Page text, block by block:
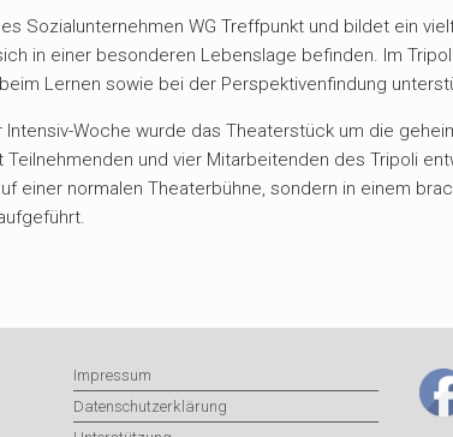
Sozialunternehmen WG Treffpunkt und bildet ein
in einer besonderen Lebenslage befinden. Im
Lernen sowie bei der Perspektivenfindung
Woche wurde das Theaterstück um die
Teilnehmenden und vier Mitarbeitenden des Tripoli
einer normalen Theaterbühne, sondern in einem
Impressum
Datenschutzerklärung